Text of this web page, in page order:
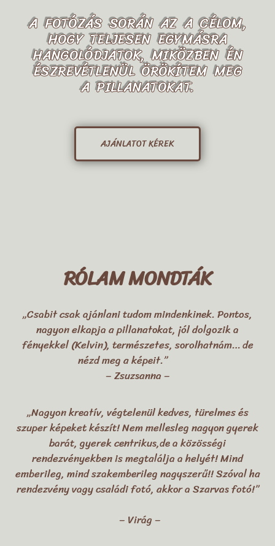
A FOTÓZÁS SORÁN AZ A CÉLOM,
HOGY TELJESEN EGYMÁSRA
HANGOLÓDJATOK, MIKÖZBEN ÉN
ÉSZREVÉTLENÜL ÖRÖKÍTEM MEG
A PILLANATOKAT.
AJÁNLATOT KÉREK
RÓLAM MONDTÁK
„Csabit csak ajánlani tudom mindenkinek. Pontos,
nagyon elkapja a pillanatokat, jól dolgozik a
fényekkel (Kelvin), természetes, sorolhatnám… de
nézd meg a képeit.”
– Zsuzsanna –
„Nagyon kreatív, végtelenül kedves, türelmes és
szuper képeket készít! Nem mellesleg nagyon gyerek
barát, gyerek centrikus,de a közösségi
rendezvényekben is megtalálja a helyét! Mind
emberileg, mind szakemberileg nagyszerű!! Szóval ha
rendezvény vagy családi fotó, akkor a Szarvas fotó!”
– Virág –